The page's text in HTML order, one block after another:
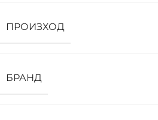
ПРОИЗХОД
БРАНД